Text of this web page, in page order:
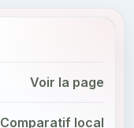
Voir la page
Comparatif local